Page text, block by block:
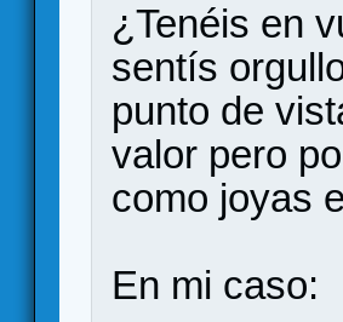
¿Tenéis en
sentís
punto de
valor pero
como joyas
En mi caso: